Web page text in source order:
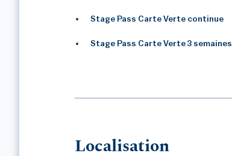
Stage Pass Carte Verte continue
Stage Pass Carte Verte 3 semaines
Localisation